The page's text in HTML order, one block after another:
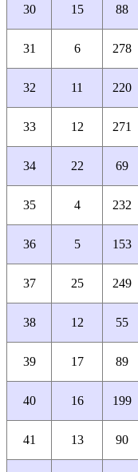
30 15 88
31 6 278
32 11 220
33 12 271
34 22 69
35 4 232
36 5 153
37 25 249
38 12 55
39 17 89
40 16 199
41 13 90